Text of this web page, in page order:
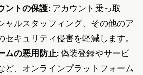
ントの保護: アカウント乗っ取
ャルスタッフィング、その他のア
セキュリティ侵害を軽減します。
ムの悪用防止:偽装登録やサービ
ど、オンラインプラットフォーム